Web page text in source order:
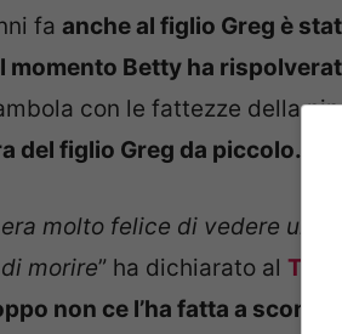
fa anche al figlio Greg è
momento Betty ha
con le fattezze della
del figlio Greg da piccolo.
molto felice di vedere una
morire” ha dichiarato al The
non ce l’ha fatta a